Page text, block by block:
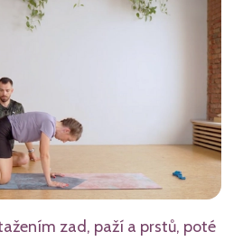
zad, paží a prstů, poté